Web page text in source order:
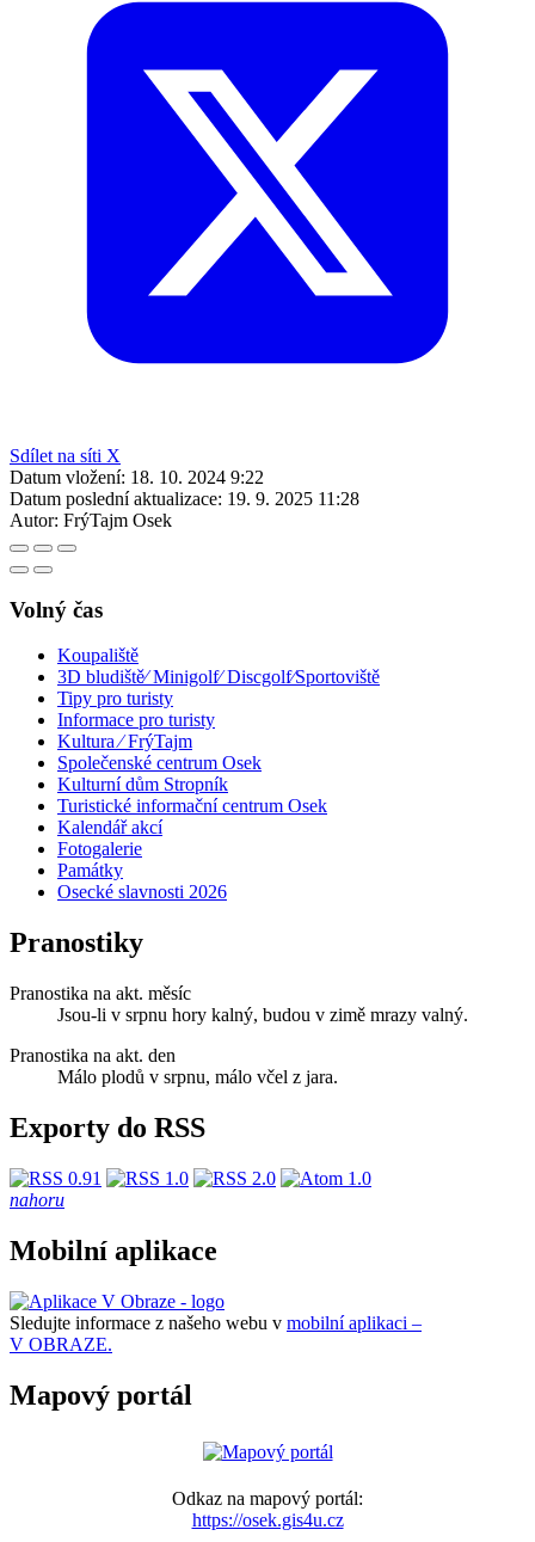
Sdílet na síti X
Datum vložení: 18. 10. 2024 9:22
Datum poslední aktualizace: 19. 9. 2025 11:28
Autor: FrýTajm Osek
Volný čas
Koupaliště
3D bludiště⁄ Minigolf⁄ Discgolf⁄Sportoviště
Tipy pro turisty
Informace pro turisty
Kultura ⁄ FrýTajm
Společenské centrum Osek
Kulturní dům Stropník
Turistické informační centrum Osek
Kalendář akcí
Fotogalerie
Památky
Osecké slavnosti 2026
Pranostiky
Pranostika na akt. měsíc
Jsou-li v srpnu hory kalný, budou v zimě mrazy valný.
Pranostika na akt. den
Málo plodů v srpnu, málo včel z jara.
Exporty do RSS
nahoru
Mobilní aplikace
Sledujte informace z našeho webu v mobilní aplikaci –
V OBRAZE.
Mapový portál
Odkaz na mapový portál:
https://osek.gis4u.cz